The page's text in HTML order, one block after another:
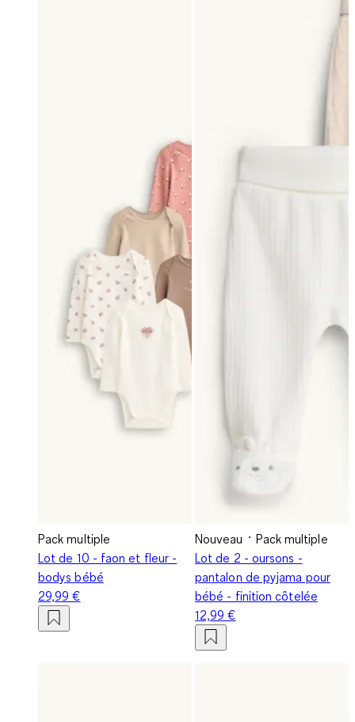
Pack multiple
Lot de 10 - faon et fleur -
bodys bébé
29,99 €
Nouveau
Pack multiple
Lot de 2 - oursons -
pantalon de pyjama pour
bébé - finition côtelée
12,99 €